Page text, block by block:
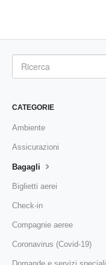
CATEGORIE
Ambiente
Assicurazioni
Bagagli
Biglietti aerei
Check-in
Compagnie aeree
Coronavirus (Covid-19)